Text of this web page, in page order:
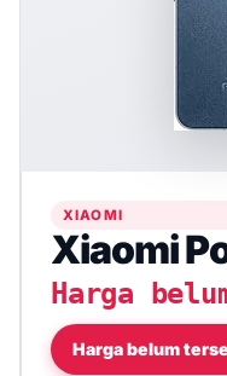
XIAOMI
Xiaomi
Harga
Harga belum